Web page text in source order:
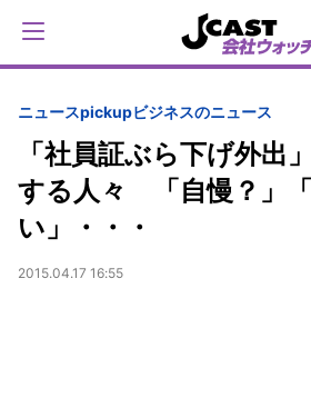
ニュースpickupビジネスのニュース
「社員証ぶら下げ外出
する人々 「自慢？」
い」・・・
2015.04.17 16:55